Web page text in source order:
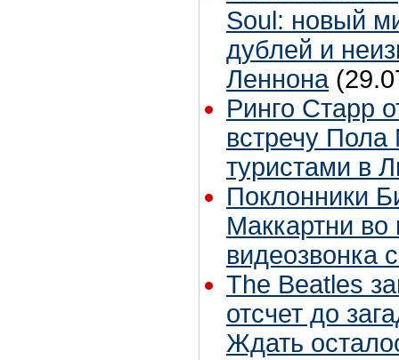
Soul: новый
дублей и
Леннона
Ринго Старр
встречу Пола
туристами в
Поклонники
Маккартни во
видеозвонка
The Beatles
отсчет до
Ждать